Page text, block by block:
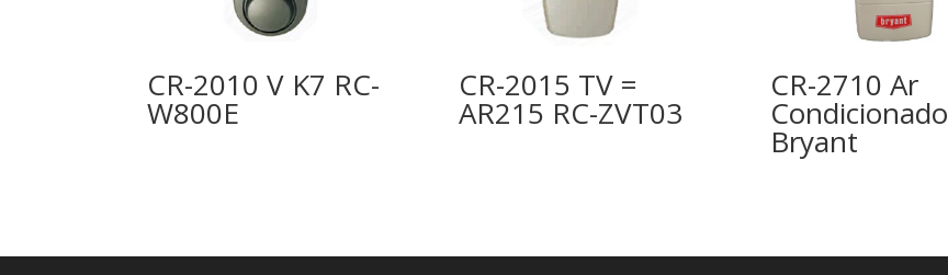
CR-2010 V K7 RC-
W800E
CR-2015 TV =
AR215 RC-ZVT03
CR-2710 Ar
Condicionado
Bryant